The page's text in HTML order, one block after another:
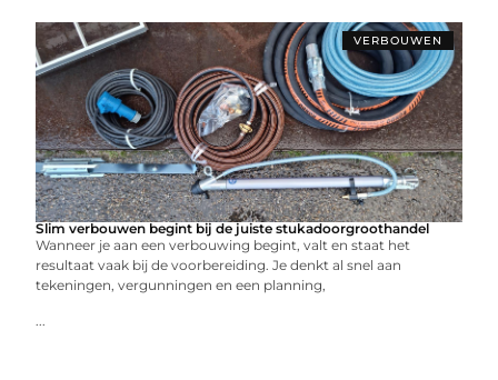
VERBOUWEN
Slim verbouwen begint bij de juiste stukadoorgroothandel
Wanneer je aan een verbouwing begint, valt en staat het
resultaat vaak bij de voorbereiding. Je denkt al snel aan
tekeningen, vergunningen en een planning,
...